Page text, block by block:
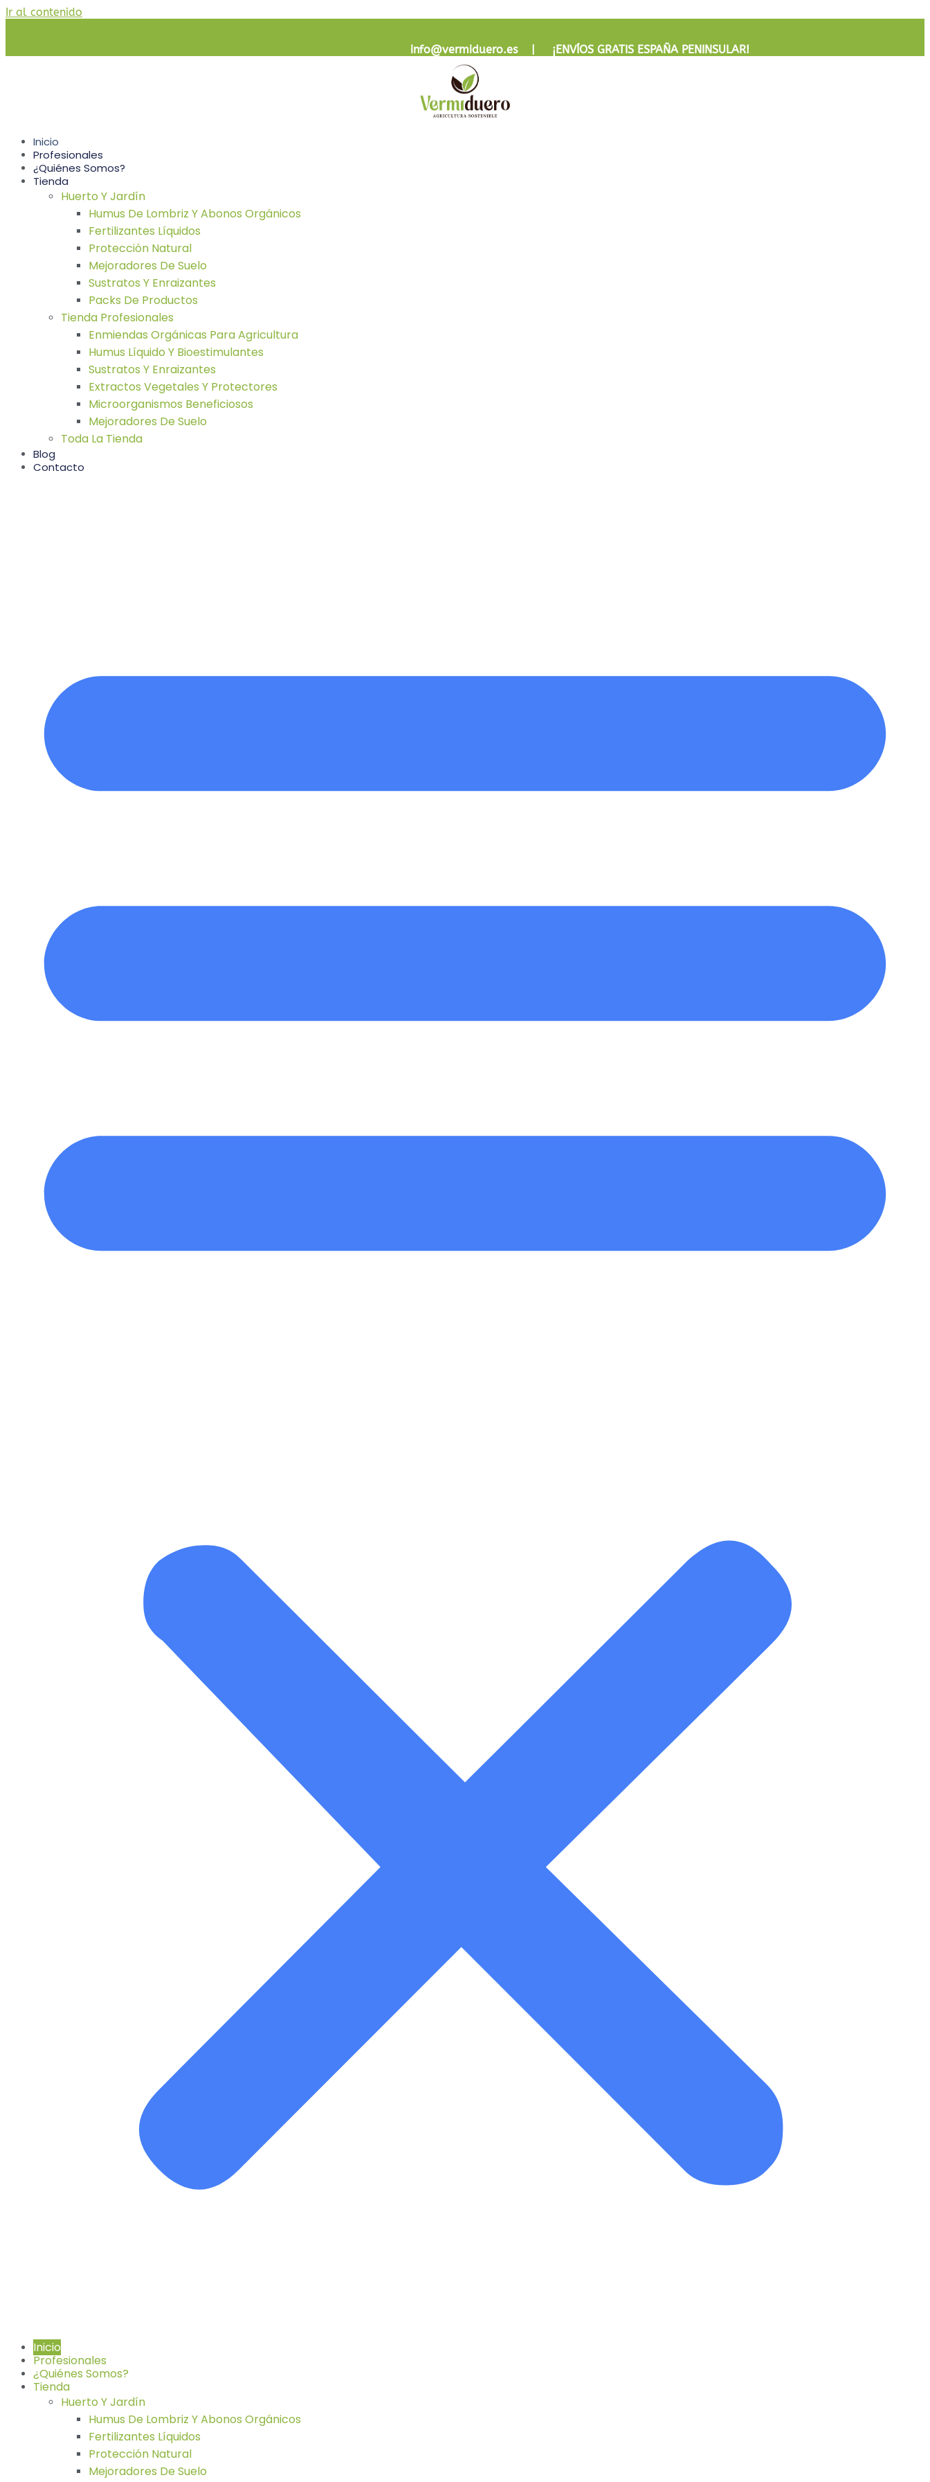
Ir al contenido
info@vermiduero.es | ¡ENVÍOS GRATISESPAÑA PENINSULAR!
Inicio
Profesionales
¿Quiénes Somos?
Tienda
Huerto Y Jardín
Humus De Lombriz Y Abonos Orgánicos
Fertilizantes Líquidos
Protección Natural
Mejoradores De Suelo
Sustratos Y Enraizantes
Packs De Productos
Tienda Profesionales
Enmiendas Orgánicas Para Agricultura
Humus Líquido Y Bioestimulantes
Sustratos Y Enraizantes
Extractos Vegetales Y Protectores
Microorganismos Beneficiosos
Mejoradores De Suelo
Toda La Tienda
Blog
Contacto
Inicio
Profesionales
¿Quiénes Somos?
Tienda
Huerto Y Jardín
Humus De Lombriz Y Abonos Orgánicos
Fertilizantes Líquidos
Protección Natural
Mejoradores De Suelo